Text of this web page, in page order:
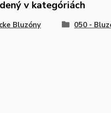
v kategóriách
Bluzóny 050 -